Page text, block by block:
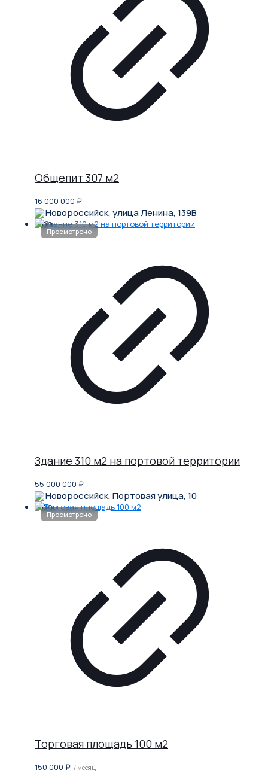
Общепит 307 м2
16 000 000 ₽
Новороссийск, улица Ленина, 139В
Здание 310 м2 на портовой территории
55 000 000 ₽
Новороссийск, Портовая улица, 10
Торговая площадь 100 м2
150 000 ₽ / месяц